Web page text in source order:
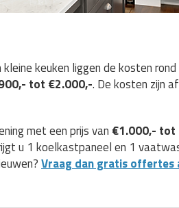
keuken liggen de kosten rond
tot €2.000,-. De kosten zijn
met een prijs van €1.000,- tot
u 1 koelkastpaneel en 1
Vraag dan gratis offertes